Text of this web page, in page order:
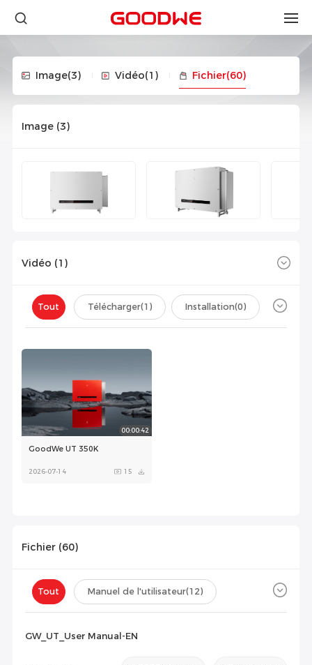
Image(3) Vidéo(1) Fichier(60)
Image (3)
Vidéo (1 )
Tout Télécharger(1 ) Installation(0)
00:00:42
GoodWe UT 350K
2026-07-14 15
Fichier (60)
Tout Manuel de l'utilisateur(12)
GW_UT_User Manual-EN